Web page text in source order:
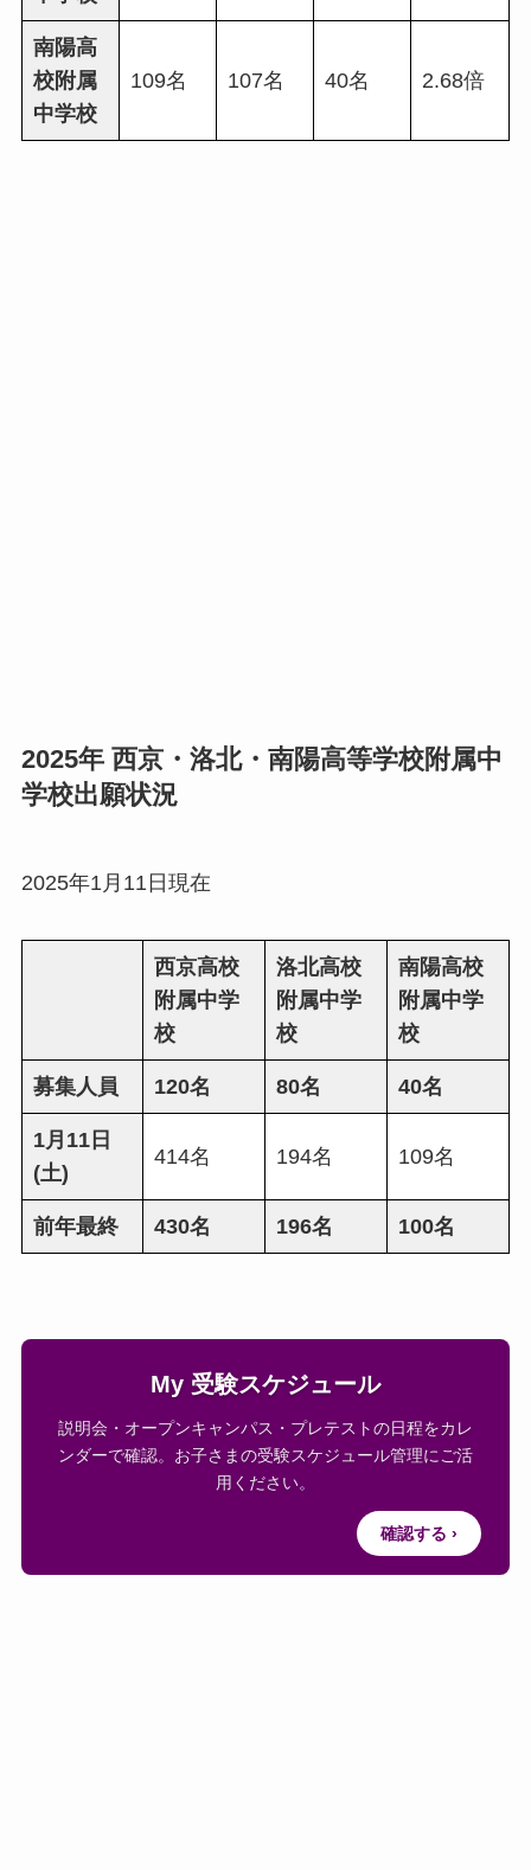
南陽高
校附属
中学校
109名 107名 40名 2.68倍
2025年 西京・洛北・南陽高等学校附属中
学校出願状況
2025年1月11日現在
西京高校
附属中学
校
洛北高校
附属中学
校
南陽高校
附属中学
校
募集人員 120名 80名 40名
1月11日
(土)
414名 194名 109名
前年最終 430名 196名 100名
My 受験スケジュール
説明会・オープンキャンパス・プレテストの日程をカレ
ンダーで確認。お子さまの受験スケジュール管理にご活
用ください。
確認する ›